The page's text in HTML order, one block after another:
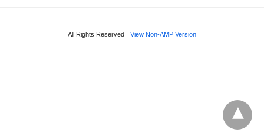
All Rights Reserved View Non-AMP Version